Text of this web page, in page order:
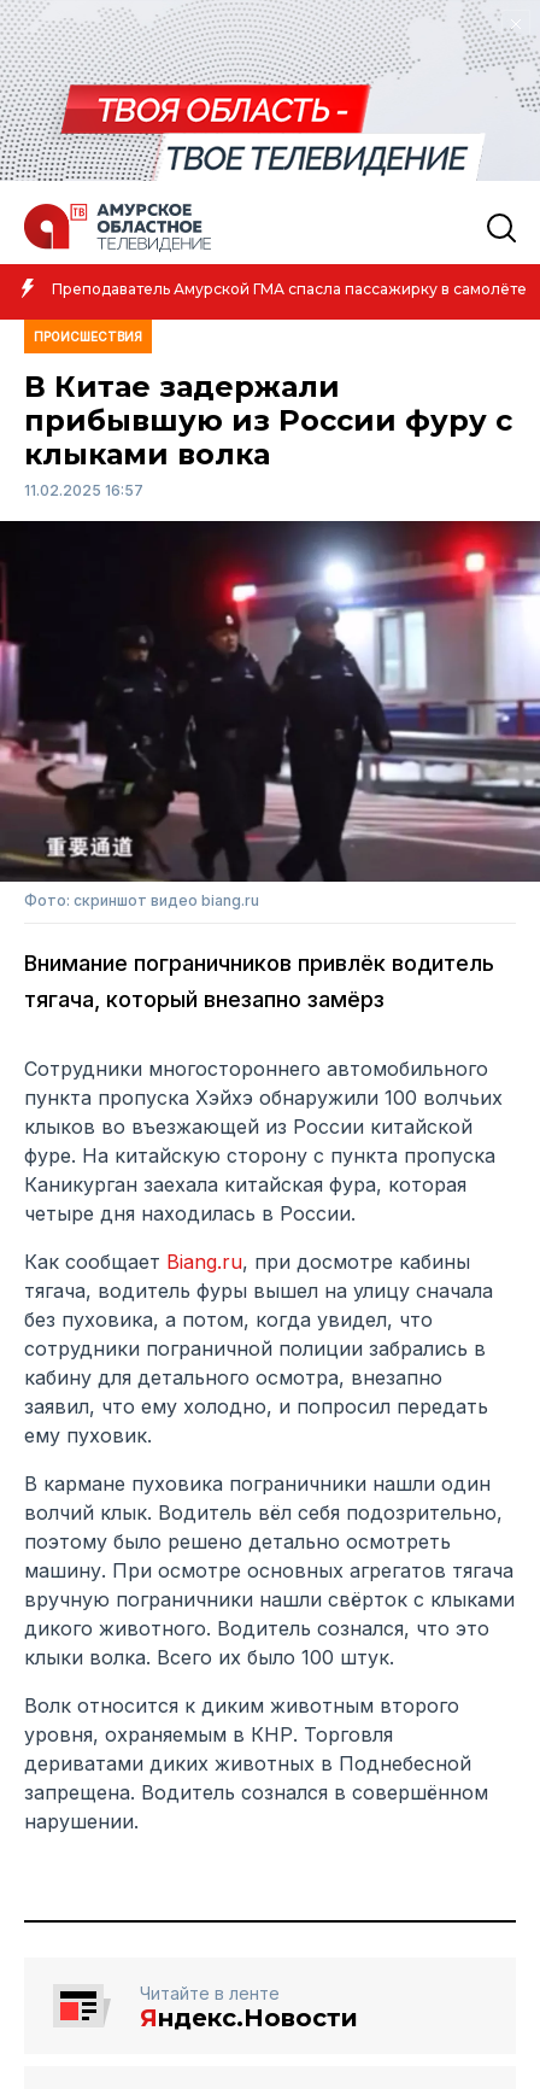
Преподаватель Амурской ГМА спасла пассажирку в самолёте
ПРОИСШЕСТВИЯ
В Китае задержали
прибывшую из России фуру с
клыками волка
11.02.2025 16:57
Фото: скриншот видео biang.ru
Внимание пограничников привлёк водитель
тягача, который внезапно замёрз
Сотрудники многостороннего автомобильного
пункта пропуска Хэйхэ обнаружили 100 волчьих
клыков во въезжающей из России китайской
фуре. На китайскую сторону с пункта пропуска
Каникурган заехала китайская фура, которая
четыре дня находилась в России.
Как сообщает Biang.ru, при досмотре кабины
тягача, водитель фуры вышел на улицу сначала
без пуховика, а потом, когда увидел, что
сотрудники пограничной полиции забрались в
кабину для детального осмотра, внезапно
заявил, что ему холодно, и попросил передать
ему пуховик.
В кармане пуховика пограничники нашли один
волчий клык. Водитель вёл себя подозрительно,
поэтому было решено детально осмотреть
машину. При осмотре основных агрегатов тягача
вручную пограничники нашли свёрток с клыками
дикого животного. Водитель сознался, что это
клыки волка. Всего их было 100 штук.
Волк относится к диким животным второго
уровня, охраняемым в КНР. Торговля
дериватами диких животных в Поднебесной
запрещена. Водитель сознался в совершённом
нарушении.
Читайте в ленте
Яндекс.Новости